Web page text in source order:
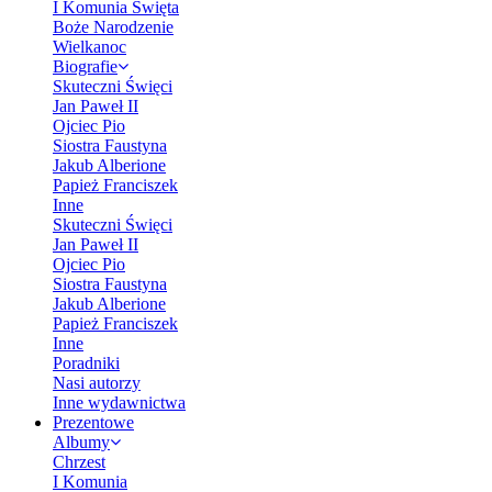
I Komunia Święta
Boże Narodzenie
Wielkanoc
Biografie
Skuteczni Święci
Jan Paweł II
Ojciec Pio
Siostra Faustyna
Jakub Alberione
Papież Franciszek
Inne
Skuteczni Święci
Jan Paweł II
Ojciec Pio
Siostra Faustyna
Jakub Alberione
Papież Franciszek
Inne
Poradniki
Nasi autorzy
Inne wydawnictwa
Prezentowe
Albumy
Chrzest
I Komunia